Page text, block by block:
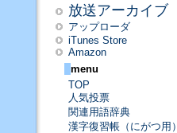
放送アーカイブ
アップローダ
iTunes Store
Amazon
menu
TOP
人気投票
関連用語辞典
漢字復習帳（にがつ用）